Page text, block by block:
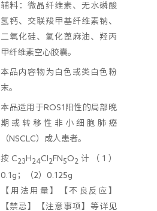
辅料：微晶纤维素、无水磷酸
氢钙、交联羧甲基纤维素钠、
二氧化硅、氢化蓖麻油、羟丙
甲纤维素空心胶囊。
本品内容物为白色或类白色粉
末。
本品适用于ROS1阳性的局部晚
期或转移性非小细胞肺癌
（NSCLC）成人患者。
按C23 H 24Cl 2 FN 5O2 计（1）
0.1g；（2）0.125g
【用法用量】【不良反应】
【禁忌】【注意事项】等详见